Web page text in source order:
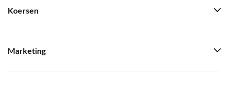
Koersen
Marketing